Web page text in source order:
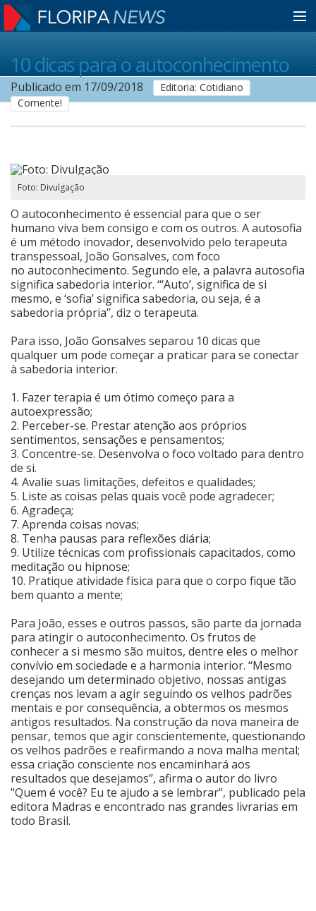
Home
Notícias
Guia de Serviços
Anuncie
Cinema
Anuncie
Fale Conosco
10 dicas para o autoconhecimento
Publicado em 17/09/2018
Editoria: Cotidiano
Comente!
Foto: Divulgação
O autoconhecimento é essencial para que o ser
humano viva bem consigo e com os outros. A autosofia
é um método inovador, desenvolvido pelo terapeuta
transpessoal, João Gonsalves, com foco
no autoconhecimento. Segundo ele, a palavra autosofia
significa sabedoria interior. ‘‘‘Auto’, significa de si
mesmo, e ‘sofia’ significa sabedoria, ou seja, é a
sabedoria própria’’, diz o terapeuta.
Para isso, João Gonsalves separou 10 dicas que
qualquer um pode começar a praticar para se conectar
à sabedoria interior.
1. Fazer terapia é um ótimo começo para a
autoexpressão;
2. Perceber-se. Prestar atenção aos próprios
sentimentos, sensações e pensamentos;
3. Concentre-se. Desenvolva o foco voltado para dentro
de si.
4. Avalie suas limitações, defeitos e qualidades;
5. Liste as coisas pelas quais você pode agradecer;
6. Agradeça;
7. Aprenda coisas novas;
8. Tenha pausas para reflexões diária;
9. Utilize técnicas com profissionais capacitados, como
meditação ou hipnose;
10. Pratique atividade física para que o corpo fique tão
bem quanto a mente;
Para João, esses e outros passos, são parte da jornada
para atingir o autoconhecimento. Os frutos de
conhecer a si mesmo são muitos, dentre eles o melhor
convívio em sociedade e a harmonia interior. ‘‘Mesmo
desejando um determinado objetivo, nossas antigas
crenças nos levam a agir seguindo os velhos padrões
mentais e por consequência, a obtermos os mesmos
antigos resultados. Na construção da nova maneira de
pensar, temos que agir conscientemente, questionando
os velhos padrões e reafirmando a nova malha mental;
essa criação consciente nos encaminhará aos
resultados que desejamos’’, afirma o autor do livro
"Quem é você? Eu te ajudo a se lembrar", publicado pela
editora Madras e encontrado nas grandes livrarias em
todo Brasil.